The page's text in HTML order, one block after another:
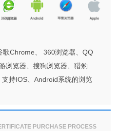
歌Chrome、 360浏览器、QQ
浏览器、搜狗浏览器、猎豹
持IOS、Android系统的浏览
PURCHASE PROCESS